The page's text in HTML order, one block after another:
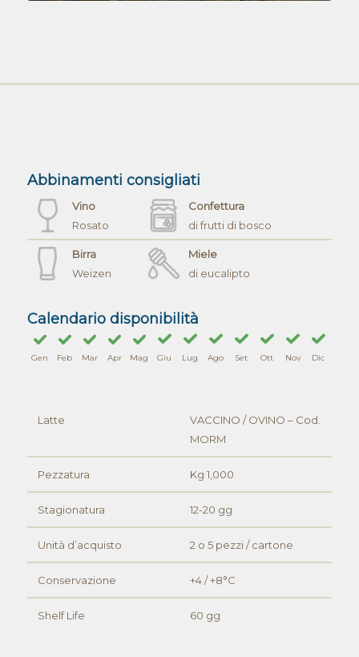
Abbinamenti consigliati
Vino
Rosato
Confettura
di frutti di bosco
Birra
Weizen
Miele
di eucalipto
Calendario disponibilità
Gen Feb Mar Apr Mag Giu Lug Ago Set Ott Nov Dic
Latte
VACCINO / OVINO – Cod.
MORM
Pezzatura Kg 1,000
Stagionatura 12-20 gg
Unità d’acquisto 2 o 5 pezzi / cartone
Conservazione +4 / +8°C
Shelf Life 60 gg